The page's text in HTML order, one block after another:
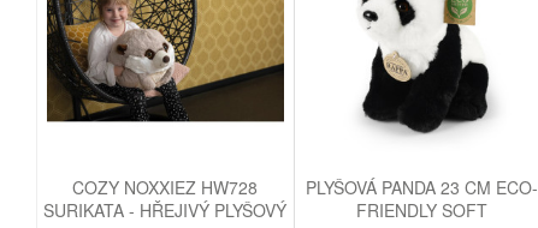
COZY NOXXIEZ HW728
SURIKATA - HŘEJIVÝ PLYŠOVÝ
PLYŠOVÁ PANDA 23 CM ECO-
FRIENDLY SOFT